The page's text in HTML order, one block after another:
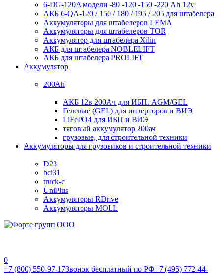
6-DG-120A модели -80 -120 -150 -220 Ah 12v
АКБ 6-QA-120 / 150 / 180 / 195 / 205 для штабелера
Аккумуляторы для штабелеров LEMA
Аккумуляторы для штабелеров TOR
Аккумулятор для штабелера Xilin
АКБ для штабелера NOBLELIFT
АКБ для штабелера PROLIFT
Аккумулятор
200Ah
АКБ 12в 200Ач для ИБП. AGM/GEL
Гелевые (GEL) для инверторов и ВИЭ
LiFePO4 для ИБП и ВИЭ
тяговый аккумулятор 200ач
грузовые, для строительной техники
Аккумуляторы для грузовиков и строительной техники
D23
bci31
truck-c
UniPlus
Аккумуляторы RDrive
Аккумуляторы MOLL
0
+7 (800) 550-97-17Звонок бесплатный по РФ+7 (495) 772-44-